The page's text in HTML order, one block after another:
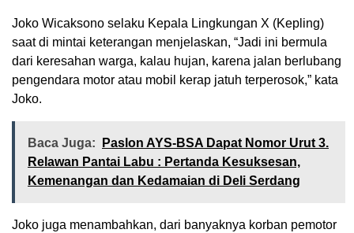
Joko Wicaksono selaku Kepala Lingkungan X (Kepling)
saat di mintai keterangan menjelaskan, “Jadi ini bermula
dari keresahan warga, kalau hujan, karena jalan berlubang
pengendara motor atau mobil kerap jatuh terperosok,” kata
Joko.
Baca Juga:
Paslon AYS-BSA Dapat Nomor Urut 3.
Relawan Pantai Labu : Pertanda Kesuksesan,
Kemenangan dan Kedamaian di Deli Serdang
Joko juga menambahkan, dari banyaknya korban pemotor